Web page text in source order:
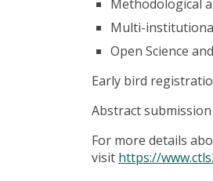
Methodological
Multi-
Open Science
Early bird
Abstract
For more details
visit https://